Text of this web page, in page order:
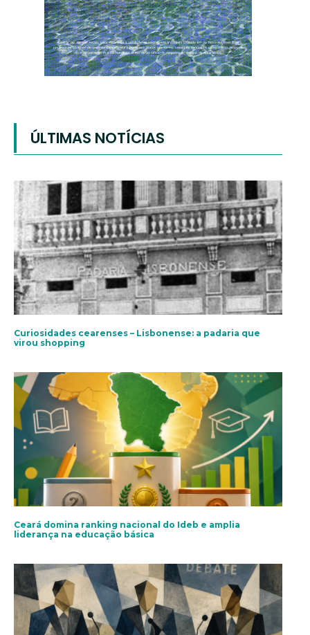
ÚLTIMAS NOTÍCIAS
Curiosidades cearenses – Lisbonense: a padaria que
virou shopping
Ceará domina ranking nacional do Ideb e amplia
liderança na educação básica